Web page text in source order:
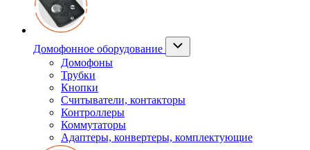
Домофонное оборудование
Домофоны
Трубки
Кнопки
Считыватели, контакторы
Контроллеры
Коммутаторы
Адаптеры, конвертеры, комплектующие